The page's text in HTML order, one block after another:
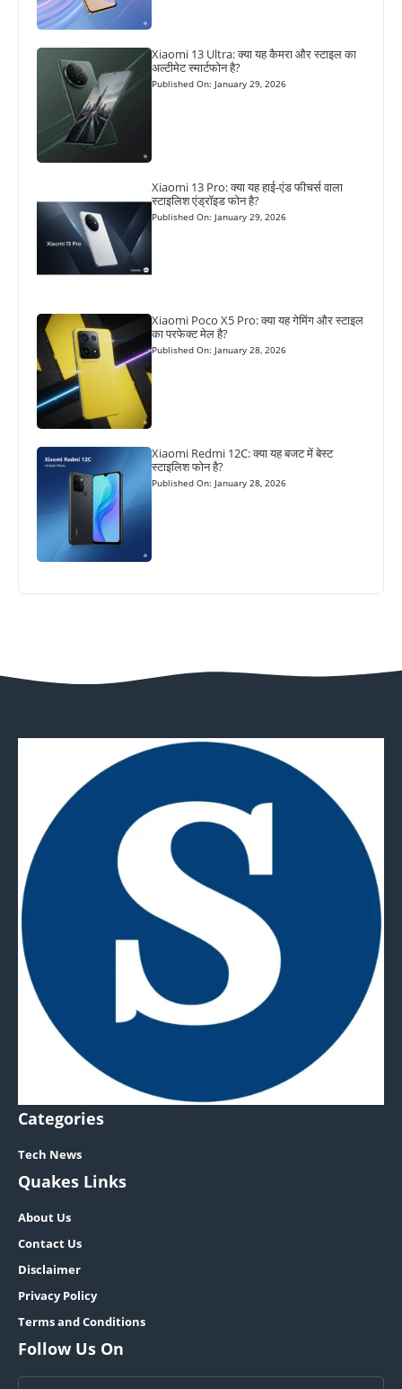
Xiaomi 13 Ultra: क्या यह कैमरा और स्टाइल का
अल्टीमेट स्मार्टफोन है?
Published On: January 29, 2026
Xiaomi 13 Pro: क्या यह हाई-एंड फीचर्स वाला
स्टाइलिश एंड्रॉइड फोन है?
Published On: January 29, 2026
Xiaomi Poco X5 Pro: क्या यह गेमिंग और स्टाइल
का परफेक्ट मेल है?
Published On: January 28, 2026
Xiaomi Redmi 12C: क्या यह बजट में बेस्ट
स्टाइलिश फोन है?
Published On: January 28, 2026
Categories
Tech News
Quakes Links
About Us
Contact Us
Disclaimer
Privacy Policy
Terms and Conditions
Follow Us On